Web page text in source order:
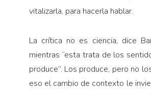
vitalizarla, para hacerla hablar.
La crítica no es ciencia, dice
mientras “esta trata de los
produce”. Los produce, pero no
eso el cambio de contexto le